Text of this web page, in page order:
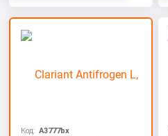
Код:A3777bx